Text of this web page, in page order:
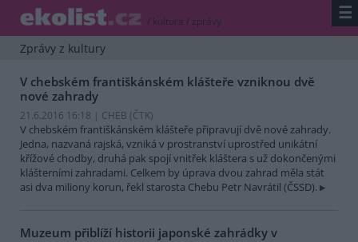
/ kultura / zprávy ☰
Zprávy z kultury
V chebském františkánském klášteře vzniknou dvě
nové zahrady
21.6.2016 16:18 | CHEB (ČTK)
V chebském františkánském klášteře připravují dvě nové zahrady.
Jedna, nazvaná rajská, vzniká v prostranství uprostřed unikátní
křížové chodby, druhá pak spojí vnitřek kláštera s už dokončenými
klášterními zahradami. Celkem by úprava dvou zahrad měla stát
asi dva miliony korun, řekl starosta Chebu Petr Navrátil (ČSSD).
Muzeum přiblíží historii japonské zahrádky v